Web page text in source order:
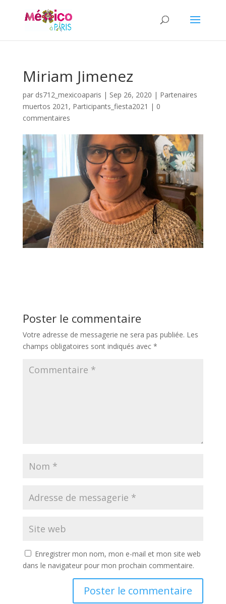
Miriam Jimenez
par ds712_mexicoaparis | Sep 26, 2020 | Partenaires
muertos 2021 , Participants_fiesta2021 | 0
commentaires
Poster le commentaire
Votre adresse de messagerie ne sera pas publiée. Les
champs obligatoires sont indiqués avec *
Enregistrer mon nom, mon e-mail et mon site web
dans le navigateur pour mon prochain commentaire.